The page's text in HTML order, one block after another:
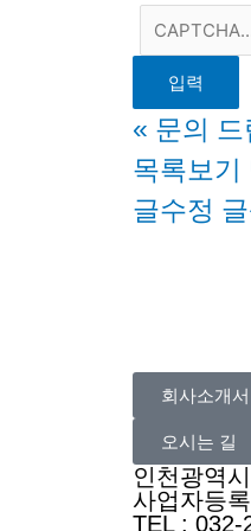
« 문의
목록보기
글수정
회사소개서
오시는 길
인천광역
사업자등
TEL : 032-